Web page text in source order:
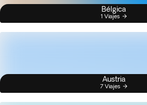
Bélgica
1 Viajes
Austria
7 Viajes